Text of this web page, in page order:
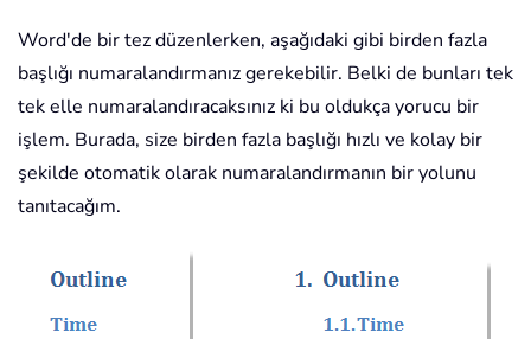
Word'de bir tez düzenlerken, aşağıdaki gibi birden fazla
başlığı numaralandırmanız gerekebilir. Belki de bunları tek
tek elle numaralandıracaksınız ki bu oldukça yorucu bir
işlem. Burada, size birden fazla başlığı hızlı ve kolay bir
şekilde otomatik olarak numaralandırmanın bir yolunu
tanıtacağım.